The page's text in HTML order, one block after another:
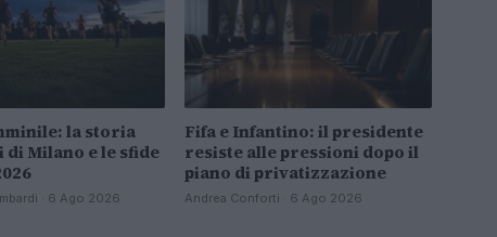
la storia
di Milano e le sfide
· 6 Ago 2026
Fifa e Infantino: il presidente
resiste alle pressioni dopo il
piano di privatizzazione
Andrea Conforti · 6 Ago 2026